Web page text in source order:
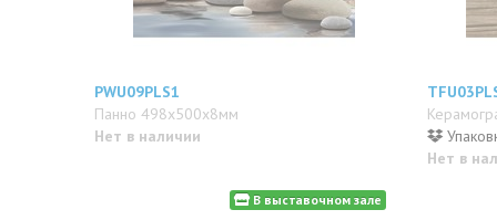
PWU09PLS1
Панно 498x500x8мм
Нет в наличии
Нет в
В выставочном зале